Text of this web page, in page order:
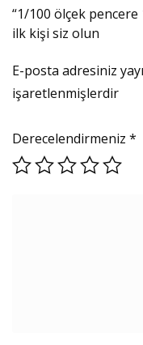
“1/100 ölçek
ilk kişi siz olun
E-posta adresiniz
işaretlenmişlerdir
Derecelendirmeniz *